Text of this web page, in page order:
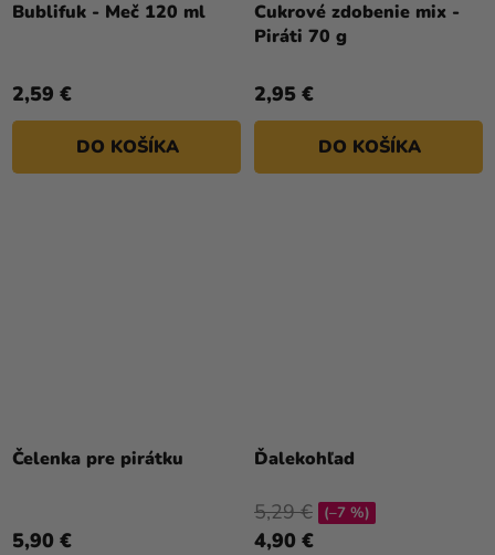
Bublifuk - Meč 120 ml
2,59 €
DO KOŠÍKA
Cukrové zdobenie mix -
Piráti 70 g
2,95 €
DO KOŠÍKA
Čelenka pre pirátku
5,90 €
Ďalekohľad
4,90 €
5,29 € (–7 %)